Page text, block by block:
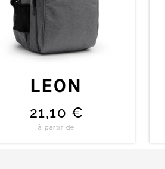
LEON
21,10 €
à partir de